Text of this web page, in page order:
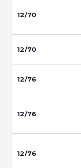
12/70
12/70
12/76
12/76
12/76